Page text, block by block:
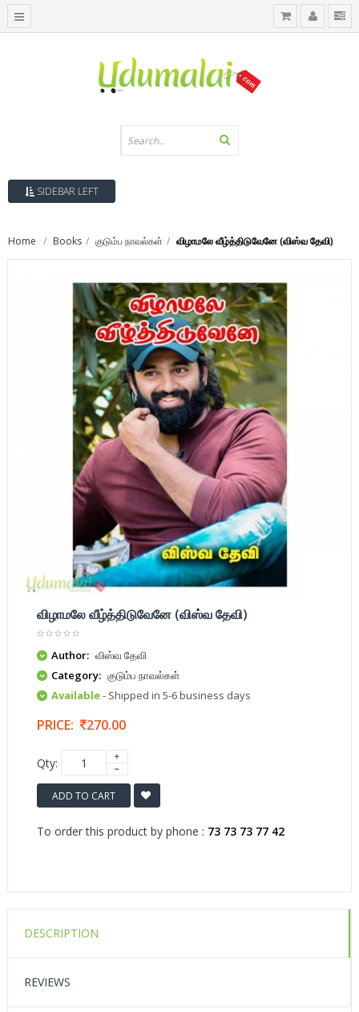
SIDEBAR LEFT
Home Books குடும்ப நாவல்கள் விழாமலே வீழ்த்திடுவேனே (விஸ்வ தேவி)
விழாமலே வீழ்த்திடுவேனே (விஸ்வ தேவி)
Author: விஸ்வ தேவி
Category: குடும்ப நாவல்கள்
Available- Shipped in 5-6 business days
PRICE: 270.00
Qty:
ADD TO CART
To order this product by phone : 73 73 73 77 42
DESCRIPTION
REVIEWS